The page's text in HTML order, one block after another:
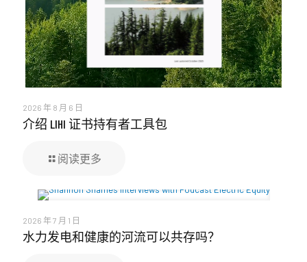
2026 年 8 月 6 日
介绍 LIHI 证书持有者工具包
阅读更多
2026 年 7 月 1 日
水力发电和健康的河流可以共存吗？